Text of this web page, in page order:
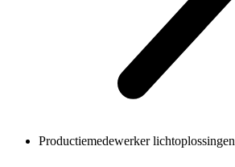
Productiemedewerker lichtoplossingen